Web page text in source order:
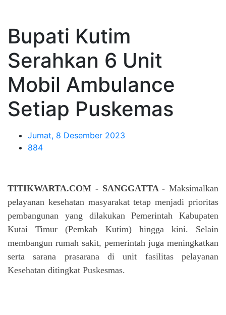
Bupati Kutim
Serahkan 6 Unit
Mobil Ambulance
Setiap Puskemas
Jumat, 8 Desember 2023
884
TITIKWARTA.COM - SANGGATTA - Maksimalkan
pelayanan kesehatan masyarakat tetap menjadi prioritas
pembangunan yang dilakukan Pemerintah Kabupaten
Kutai Timur (Pemkab Kutim) hingga kini. Selain
membangun rumah sakit, pemerintah juga meningkatkan
serta sarana prasarana di unit fasilitas pelayanan
Kesehatan ditingkat Puskesmas.